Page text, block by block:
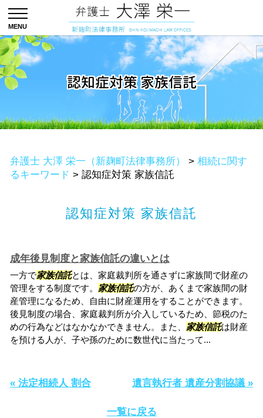
認知症対策 家族信託
弁護士 大澤 栄一（新麹町法律事務所） > 相続に関す
るキーワード > 認知症対策 家族信託
認知症対策 家族信託
成年後見制度と家族信託の違いとは
一方で家族信託とは、家庭裁判所を通さずに家族間で財産の
管理をする制度です。 家族信託の方が、あくまで家族間の財
産管理になるため、自由に財産運用をすることができます。
後見制度の場合、家庭裁判所が介入しているため、節税のた
めの行為などはなかなかできません。また、 家族信託は財産
を預ける人が、子や孫のために数世代に当たって...
« 法定相続人 割合 遺言執行者 遺産分割協議 »
一覧に戻る